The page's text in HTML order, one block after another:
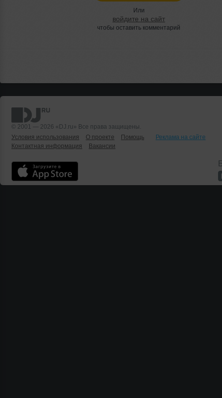
Или
войдите на сайт
чтобы оставить комментарий
© 2001 — 2026 «DJ.ru» Все права защищены.
Условия использования
О проекте Помощь
Реклама на сайте
Контактная информация
Вакансии